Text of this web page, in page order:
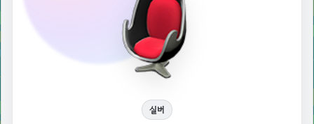
실버